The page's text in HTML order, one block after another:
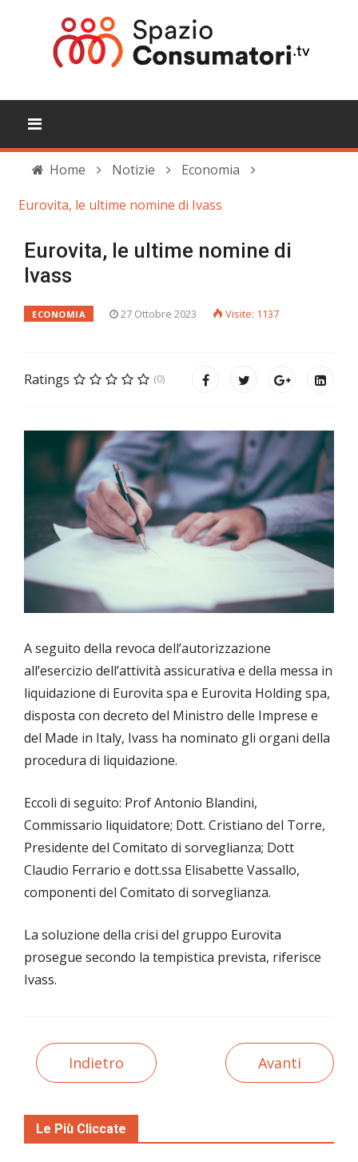
Home Notizie
Economia
Eurovita, le ultime nomine di Ivass
Eurovita, le ultime nomine di
Ivass
ECONOMIA 27 Ottobre 2023 Visite: 1137
Ratings (0)
A seguito della revoca dell’autorizzazione
all’esercizio dell’attività assicurativa e della messa in
liquidazione di Eurovita spa e Eurovita Holding spa,
disposta con decreto del Ministro delle Imprese e
del Made in Italy, Ivass ha nominato gli organi della
procedura di liquidazione.
Eccoli di seguito: Prof Antonio Blandini,
Commissario liquidatore; Dott. Cristiano del Torre,
Presidente del Comitato di sorveglianza; Dott
Claudio Ferrario e dott.ssa Elisabette Vassallo,
componenti del Comitato di sorveglianza.
La soluzione della crisi del gruppo Eurovita
prosegue secondo la tempistica prevista, riferisce
Ivass.
Indietro Avanti
Le Più Cliccate